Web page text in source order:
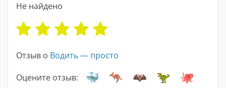
Не найдено
Отзыв о Водить — просто
Оцените отзыв: